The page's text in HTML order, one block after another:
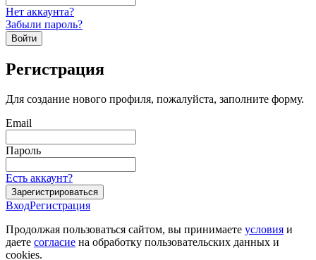
Нет аккаунта?
Забыли пароль?
Войти
Регистрация
Для создание нового профиля, пожалуйста, заполните форму.
Email
Пароль
Есть аккаунт?
Зарегистрироваться
ВходРегистрация
Продолжая пользоваться сайтом, вы принимаете условия и
даете согласие на обработку пользовательских данных и
cookies.